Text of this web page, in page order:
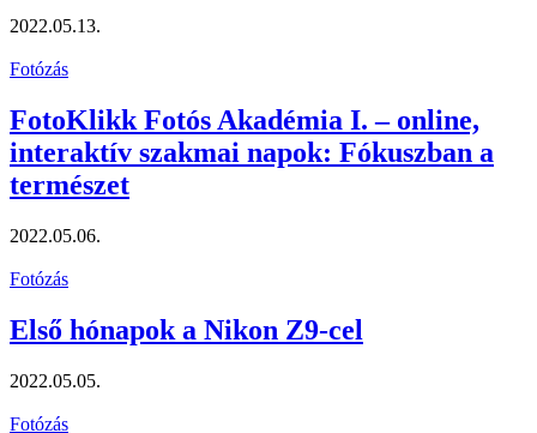
2022.05.13.
Fotózás
FotoKlikk Fotós Akadémia I. – online,
interaktív szakmai napok: Fókuszban a
természet
2022.05.06.
Fotózás
Első hónapok a Nikon Z9-cel
2022.05.05.
Fotózás